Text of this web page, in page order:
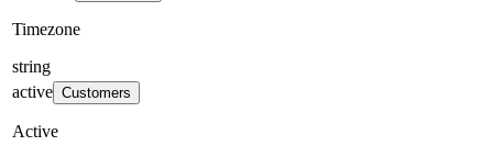
Timezone
string
active Customers
Active